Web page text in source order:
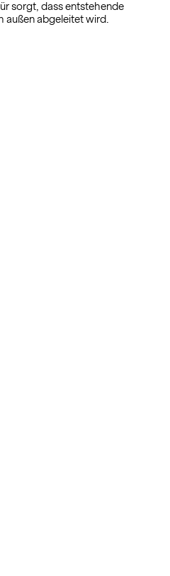
sorgt, dass entstehende
außen abgeleitet wird.